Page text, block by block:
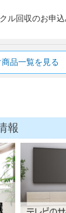
ル回収のお申
品一覧を見る
報